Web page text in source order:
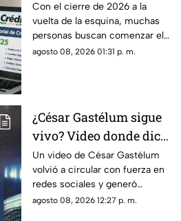
desaparecer del Buró
de Crédito en 2026
Con el cierre de 2026 a la
vuelta de la esquina, muchas
personas buscan comenzar el
próximo año con sus finanzas
registro negativo del Buró de
Crédito?
agosto 08, 2026 01:31 p. m.
¿César Gastélum sigue
vivo? Video donde dice
“todo fue una broma”
vuelve a hacerse viral
Un video de César Gastélum
volvió a circular con fuerza en
redes sociales y generó
confusión entre usuarios que
agosto 08, 2026 12:27 p. m.